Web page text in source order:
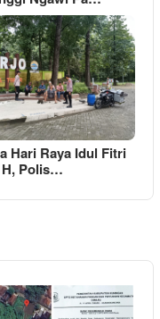
Hari Raya Idul Fitri
H, Polis…